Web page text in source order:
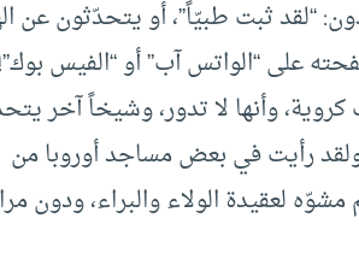
“لقد ثبت طبيّاً”، أو يتحدّثون عن
على “الواتس آب” أو “الفيس بوك”!
وأنها لا تدور، وشيخاً آخر
ولقد رأيت في بعض مساجد أوروبا من
لعقيدة الولاء والبراء، ودون